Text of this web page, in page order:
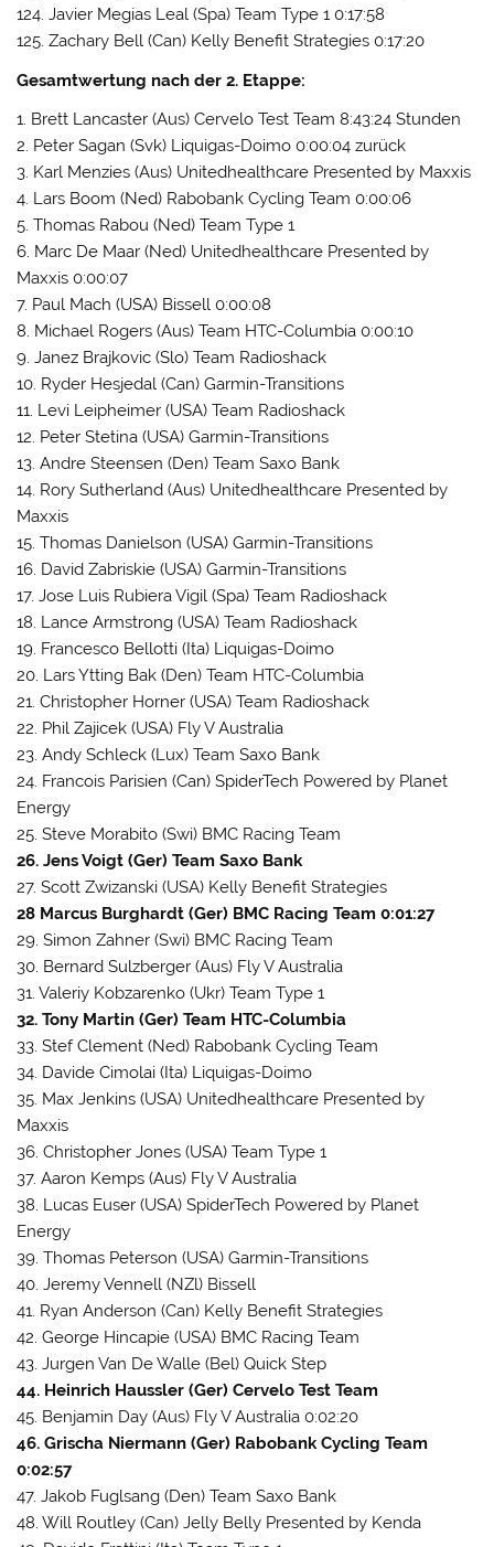
124. Javier Megias Leal (Spa) Team Type 1 0:17:58
125. Zachary Bell (Can) Kelly Benefit Strategies 0:17:20
Gesamtwertung nach der 2. Etappe:
1. Brett Lancaster (Aus) Cervelo Test Team 8:43:24 Stunden
2. Peter Sagan (Svk) Liquigas-Doimo 0:00:04 zurück
3. Karl Menzies (Aus) Unitedhealthcare Presented by Maxxis
4. Lars Boom (Ned) Rabobank Cycling Team 0:00:06
5. Thomas Rabou (Ned) Team Type 1
6. Marc De Maar (Ned) Unitedhealthcare Presented by
Maxxis 0:00:07
7. Paul Mach (USA) Bissell 0:00:08
8. Michael Rogers (Aus) Team HTC-Columbia 0:00:10
9. Janez Brajkovic (Slo) Team Radioshack
10. Ryder Hesjedal (Can) Garmin-Transitions
11. Levi Leipheimer (USA) Team Radioshack
12. Peter Stetina (USA) Garmin-Transitions
13. Andre Steensen (Den) Team Saxo Bank
14. Rory Sutherland (Aus) Unitedhealthcare Presented by
Maxxis
15. Thomas Danielson (USA) Garmin-Transitions
16. David Zabriskie (USA) Garmin-Transitions
17. Jose Luis Rubiera Vigil (Spa) Team Radioshack
18. Lance Armstrong (USA) Team Radioshack
19. Francesco Bellotti (Ita) Liquigas-Doimo
20. Lars Ytting Bak (Den) Team HTC-Columbia
21. Christopher Horner (USA) Team Radioshack
22. Phil Zajicek (USA) Fly V Australia
23. Andy Schleck (Lux) Team Saxo Bank
24. Francois Parisien (Can) SpiderTech Powered by Planet
Energy
25. Steve Morabito (Swi) BMC Racing Team
26. Jens Voigt (Ger) Team Saxo Bank
27. Scott Zwizanski (USA) Kelly Benefit Strategies
28 Marcus Burghardt (Ger) BMC Racing Team 0:01:27
29. Simon Zahner (Swi) BMC Racing Team
30. Bernard Sulzberger (Aus) Fly V Australia
31. Valeriy Kobzarenko (Ukr) Team Type 1
32. Tony Martin (Ger) Team HTC-Columbia
33. Stef Clement (Ned) Rabobank Cycling Team
34. Davide Cimolai (Ita) Liquigas-Doimo
35. Max Jenkins (USA) Unitedhealthcare Presented by
Maxxis
36. Christopher Jones (USA) Team Type 1
37. Aaron Kemps (Aus) Fly V Australia
38. Lucas Euser (USA) SpiderTech Powered by Planet
Energy
39. Thomas Peterson (USA) Garmin-Transitions
40. Jeremy Vennell (NZl) Bissell
41. Ryan Anderson (Can) Kelly Benefit Strategies
42. George Hincapie (USA) BMC Racing Team
43. Jurgen Van De Walle (Bel) Quick Step
44. Heinrich Haussler (Ger) Cervelo Test Team
45. Benjamin Day (Aus) Fly V Australia 0:02:20
46. Grischa Niermann (Ger) Rabobank Cycling Team
0:02:57
47. Jakob Fuglsang (Den) Team Saxo Bank
48. Will Routley (Can) Jelly Belly Presented by Kenda